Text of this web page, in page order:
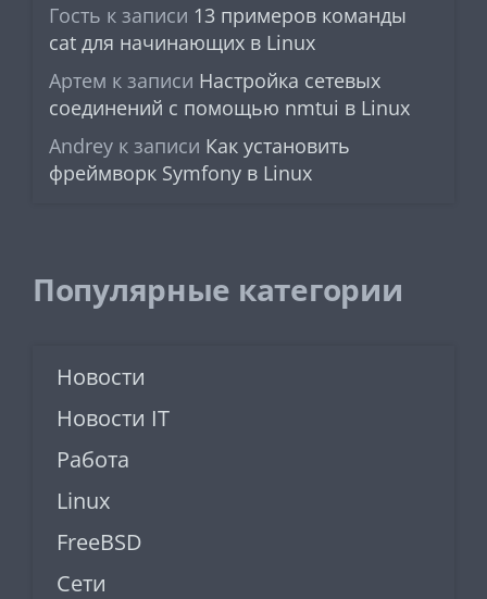
Гость к записи 13 примеров команды
cat для начинающих в Linux
Артем к записи Настройка сетевых
соединений с помощью nmtui в Linux
Andrey к записи Как установить
фреймворк Symfony в Linux
Популярные категории
Новости
Новости IT
Работа
Linux
FreeBSD
Сети